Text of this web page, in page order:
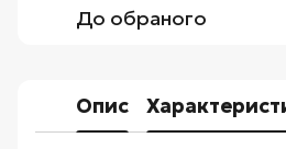
До обраного
Опис